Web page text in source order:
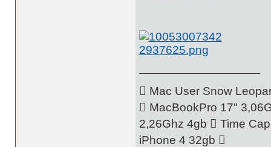
 Mac User Snow
 MacBookPro 17"
2,26Ghz 4gb  Time
iPhone 4 32gb 